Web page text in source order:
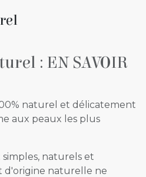
: EN SAVOIR
naturel et délicatement
aux peaux les plus
simples, naturels et
d'origine naturelle ne